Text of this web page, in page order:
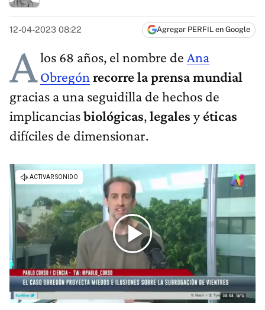
12-04-2023 08:22 Agregar PERFIL en Google
Alos 68 años, el nombre de Ana
Obregón recorre la prensa mundial
gracias a una seguidilla de hechos de
implicanciasbiológicas,legales yéticas
difíciles de dimensionar.